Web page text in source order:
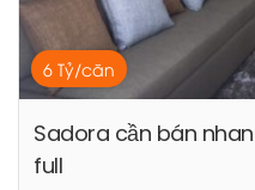
6 Tỷ/căn
Sadora cần bán
full